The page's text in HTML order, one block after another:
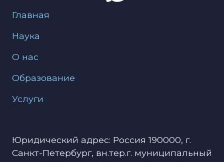
Меню для подвала
Главная
Наука
О нас
Образование
Услуги
Юридический адрес: Россия 190000, г.
Санкт-Петербург, вн.тер.г. муниципальный